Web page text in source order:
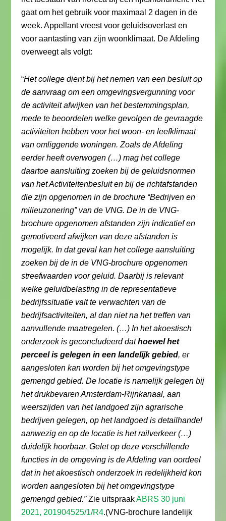
gaat om het gebruik voor maximaal 2 dagen in de
week. Appellant vreest voor geluidsoverlast en
voor aantasting van zijn woonklimaat. De Afdeling
overweegt als volgt:
“Het college dient bij het nemen van een besluit op
de aanvraag om een omgevingsvergunning voor
de activiteit afwijken van het bestemmingsplan,
mede te beoordelen welke gevolgen de gevraagde
activiteiten hebben voor het woon- en leefklimaat
van omliggende woningen. Zoals de Afdeling
eerder heeft overwogen (…) mag het college
daartoe aansluiting zoeken bij de geluidsnormen
van het Activiteitenbesluit en bij de richtafstanden
die zijn opgenomen in de brochure “Bedrijven en
milieuzonering” van de VNG. De in de VNG-
brochure opgenomen afstanden zijn indicatief en
gemotiveerd afwijken van deze afstanden is
mogelijk. In dat geval kan het college aansluiting
zoeken bij de in de VNG-brochure opgenomen
streefwaarden voor geluid. Daarbij is relevant
welke geluidbelasting in de representatieve
bedrijfssituatie valt te verwachten van de
bedrijfsactiviteiten, al dan niet na het treffen van
aanvullende maatregelen. (…) In het akoestisch
onderzoek is geconcludeerd dathoewel het
perceel is gelegen in een landelijk gebied, er
aangesloten kan worden bij het omgevingstype
gemengd gebied. De locatie is namelijk gelegen bij
het drukbevaren Amsterdam-Rijnkanaal, aan
weerszijden van het landgoed zijn agrarische
bedrijven gelegen, op het landgoed is detailhandel
aanwezig en op de locatie is het railverkeer (…)
duidelijk hoorbaar. Gelet op deze verschillende
functies in de omgeving is de Afdeling van oordeel
dat in het akoestisch onderzoek in redelijkheid kon
worden aangesloten bij het omgevingstype
gemengd gebied.”Zie uitspraakABRS 30 juni
2021, 201904525/1/R4.(VNG-brochure landelijk